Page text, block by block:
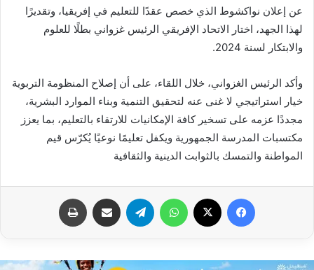
عن إعلان نواكشوط الذي خصص عقدًا للتعليم في إفريقيا، وتقديرًا
لهذا الجهد، اختار الاتحاد الإفريقي الرئيس غزواني بطلًا للعلوم
والابتكار لسنة 2024.
وأكد الرئيس الغزواني، خلال اللقاء، على أن إصلاح المنظومة التربوية
خيار استراتيجي لا غنى عنه لتحقيق التنمية وبناء الموارد البشرية،
مجددًا عزمه على تسخير كافة الإمكانيات للارتقاء بالتعليم، بما يعزز
مكتسبات المدرسة الجمهورية ويكفل تعليمًا نوعيًا يُكرّس قيم
المواطنة والتمسك بالثوابت الدينية والثقافية
فيسبوك واتساب تيلقرام مشاركة عبر البريد